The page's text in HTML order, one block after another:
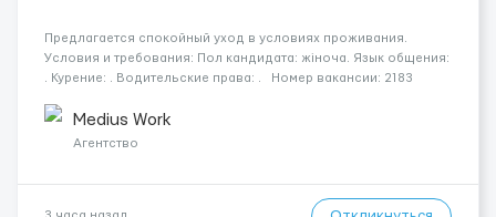
Предлагается спокойный уход в условиях проживания.
Условия и требования: Пол кандидата: жіноча. Язык общения:
. Курение: . Водительские права: . Номер вакансии: 2183
Укр...Medius Work
Агентство